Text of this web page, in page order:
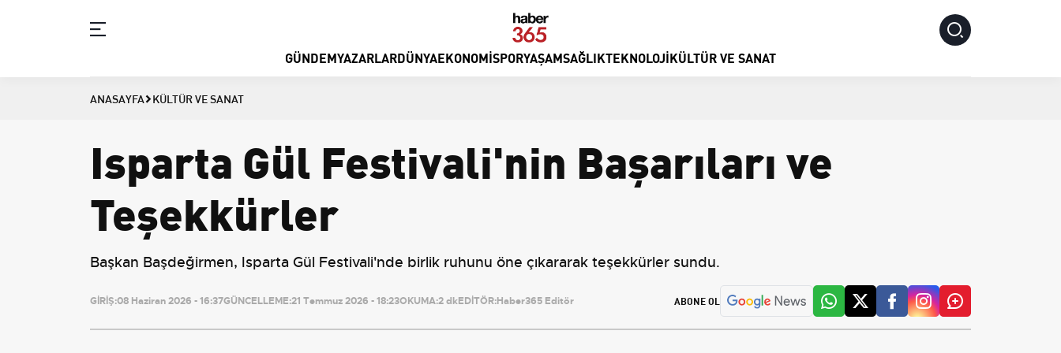
GÜNDEMYAZARLARDÜNYAEKONOMISPORYAŞAMSAĞLIKTEKNOLOJIKÜLTÜR VE SANAT
ANASAYFA KÜLTÜR VE SANAT
Isparta Gül Festivali'nin Başarıları ve
Teşekkürler
Başkan Başdeğirmen, Isparta Gül Festivali'nde birlik ruhunu öne çıkararak teşekkürler sundu.
GİRİŞ:08 Haziran 2026 - 16:37GÜNCELLEME:21 Temmuz 2026 - 18:23OKUMA:2 dkEDİTÖR:Haber365 Editör ABONE OL